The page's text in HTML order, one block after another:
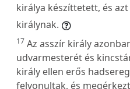
királya készíttetett, és
királynak.
17 Az asszír király
udvarmesterét és
király ellen erős
felvonultak, és